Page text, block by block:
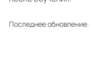
Последнее обновление: